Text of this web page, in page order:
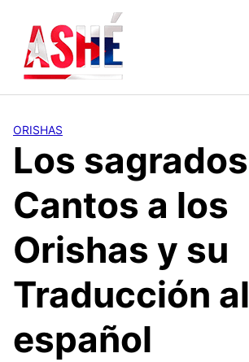
contenido
ORISHAS
Los sagrados
Cantos a los
Orishas y su
Traducción al
español